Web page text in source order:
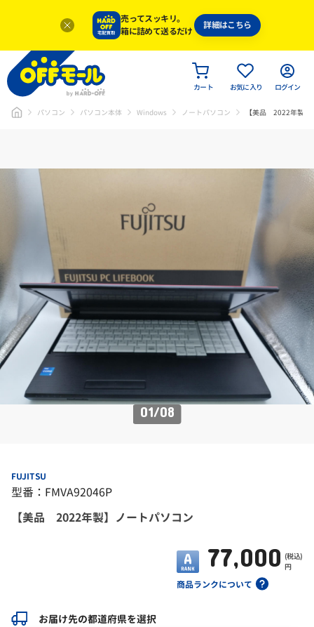
売ってスッキリ。
箱に詰めて送るだけ
詳細はこちら
カート お気に入り ログイン
パソコン パソコン本体 Windows ノートパソコン 【美品 2022年製】
01/08
FUJITSU
型番：FMVA92046P
【美品 2022年製】ノートパソコン
商品ランクについて
77,000 (税込)
円
お届け先の都道府県を選択